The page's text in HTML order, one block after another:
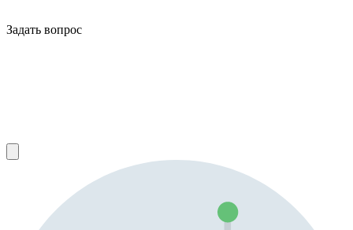
Задать вопрос